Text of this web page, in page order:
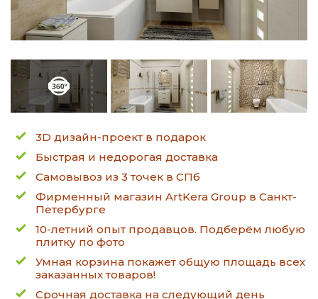
3D дизайн-проект в подарок
Быстрая и недорогая доставка
Самовывоз из 3 точек в СПб
Фирменный магазин ArtKera Group в Санкт-
Петербурге
10-летний опыт продавцов. Подберём любую
плитку по фото
Умная корзина покажет общую площадь всех
заказанных товаров!
Срочная доставка на следующий день